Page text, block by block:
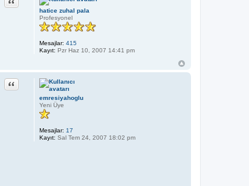
hatice zuhal pala
Profesyonel
Mesajlar: 415
Kayıt: Pzr Haz 10, 2007 14:41 pm
emresiyahoglu
Yeni Üye
Mesajlar: 17
Kayıt: Sal Tem 24, 2007 18:02 pm
Alıntı